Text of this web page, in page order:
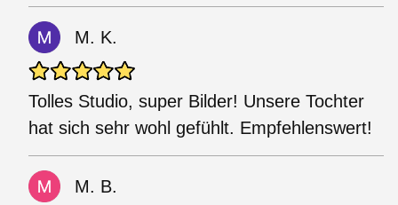
M. K.
Tolles Studio, super Bilder! Unsere Tochter
hat sich sehr wohl gefühlt. Empfehlenswert!
M. B.